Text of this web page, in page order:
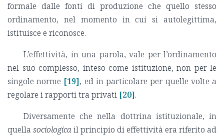
formale dalle fonti di produzione che quello stesso
ordinamento, nel momento in cui si autolegittima,
istituisce e riconosce.
L’effettività, in una parola, vale per l’ordinamento
nel suo complesso, inteso come istituzione, non per le
singole norme [19], ed in particolare per quelle volte a
regolare i rapporti tra privati [20].
Diversamente che nella dottrina istituzionale, in
quella sociologicail principio di effettività era riferito ad